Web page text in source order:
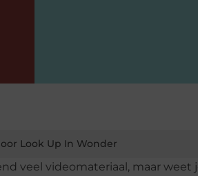
Look Up In Wonder
veel videomateriaal, maar weet